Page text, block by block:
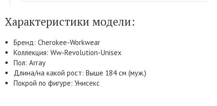
Характеристики модели:
Бренд: Cherokee-Workwear
Коллекция: Ww-Revolution-Unisex
Пол: Array
Длина/на какой рост: Выше 184 см (муж.)
Покрой по фигуре: Унисекс